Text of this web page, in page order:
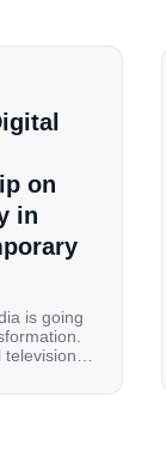
on
in
is going
television